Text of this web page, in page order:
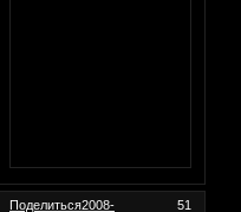
Поделиться 51
2008-